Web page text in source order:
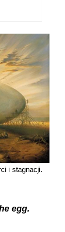
i stagnacji.
egg.